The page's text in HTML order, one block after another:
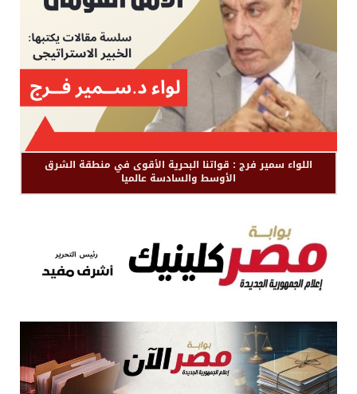
اللواء سمير فرج : قواتنا البحرية الأقوى في منطقة الشرق
الأوسط والسادسة عالميا